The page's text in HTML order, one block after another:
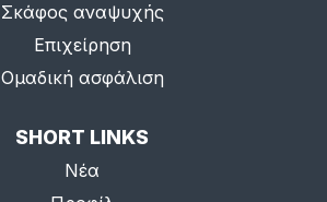
Σκάφος αναψυχής
Επιχείρηση
Ομαδική ασφάλιση
SHORT LINKS
Νέα